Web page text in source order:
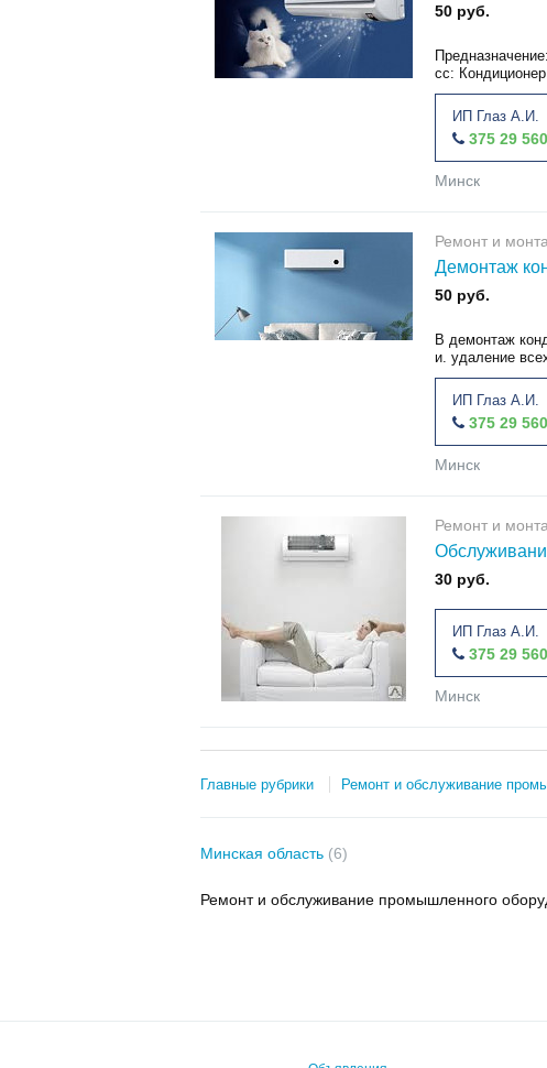
50 руб.
сс:
ИП Глаз А.И.
375 29
Минск
Ремонт и
Демонтаж
50 руб.
В демонтаж
и. удаление
ИП Глаз А.И.
375 29
Минск
Ремонт и
30 руб.
ИП Глаз А.И.
375 29
Минск
Главные рубрики Ремонт и обслуживание
Минская область (6)
Ремонт и обслуживание промышленного